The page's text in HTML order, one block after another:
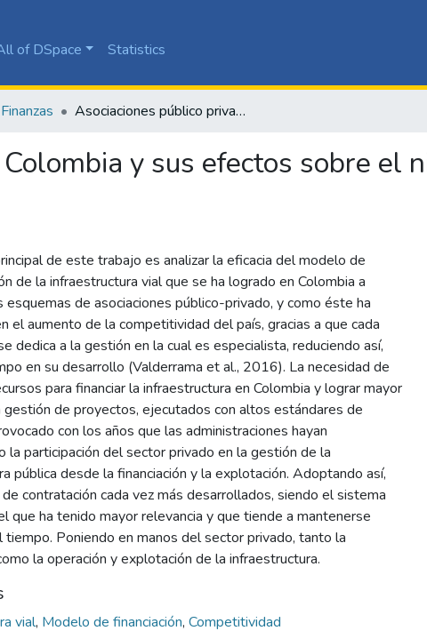
of DSpace Statistics
Asociaciones público privadas en Colombia y sus efectos sobre el nivel de competitividad del país
y sus efectos sobre el
de este trabajo es analizar la eficacia del modelo de
de la infraestructura vial que se ha logrado en Colombia a
de asociaciones público-privado, y como éste ha
el aumento de la competitividad del país, gracias a que cada
dedica a la gestión en la cual es especialista, reduciendo así,
en su desarrollo (Valderrama et al., 2016). La necesidad de
para financiar la infraestructura en Colombia y lograr mayor
gestión de proyectos, ejecutados con altos estándares de
con los años que las administraciones hayan
la participación del sector privado en la gestión de la
pública desde la financiación y la explotación. Adoptando así,
contratación cada vez más desarrollados, siendo el sistema
que ha tenido mayor relevancia y que tiende a mantenerse
tiempo. Poniendo en manos del sector privado, tanto la
la operación y explotación de la infraestructura.
vial, Modelo de financiación, Competitividad